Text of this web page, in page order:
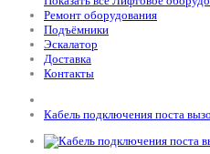
Ремонт оборудования
Подъёмники
Эскалатор
Доставка
Контакты
Кабель подключения поста